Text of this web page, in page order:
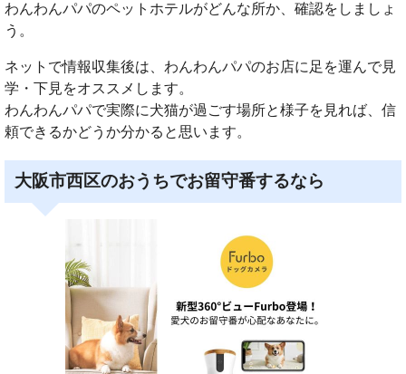
わんわんパパのペットホテルがどんな所か、確認をしましょ
う。
ネットで情報収集後は、わんわんパパのお店に足を運んで見
学・下見をオススメします。
わんわんパパで実際に犬猫が過ごす場所と様子を見れば、信
頼できるかどうか分かると思います。
大阪市西区のおうちでお留守番するなら